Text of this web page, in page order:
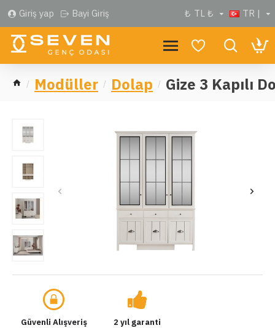
Giriş yap Bayi Giriş ₺ TL ₺ TR |
Modüller Dolap Gize 3 Kapılı
Güvenli Alışveriş
2 yıl garanti